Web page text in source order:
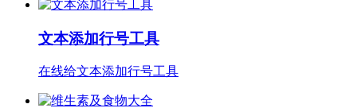
文本添加行号工具
在线给文本添加行号工具